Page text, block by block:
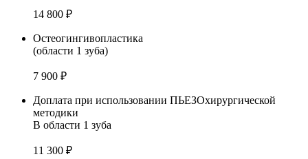
14 800 ₽
Остеогингивопластика
(области 1 зуба)
7 900 ₽
Доплата при использовании ПЬЕЗОхирургической
методики
В области 1 зуба
11 300 ₽